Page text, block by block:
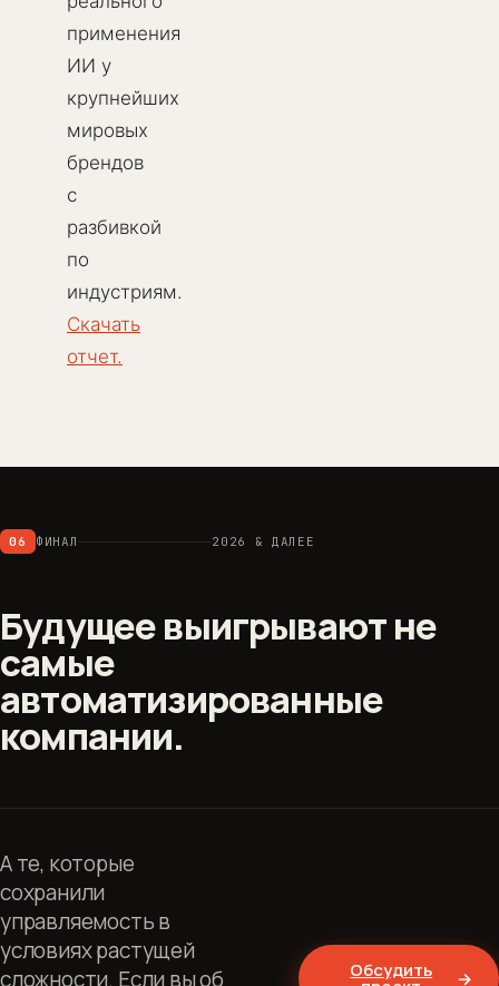
применения
ИИ у
крупнейших
мировых
брендов
с
разбивкой
по
индустриям.
Скачать
отчет.
06 ФИНАЛ 2026 & ДАЛЕЕ
Будущее выигрывают не
самые
автоматизированные
компании.
А те, которые
сохранили
управляемость в
условиях растущей
сложности. Если вы об
Обсудить →